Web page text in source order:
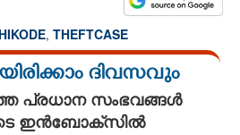
, THEFTCASE
ദിവസവും
പ്രധാന സംഭവങ്ങൾ
ഇൻബോക്സിൽ